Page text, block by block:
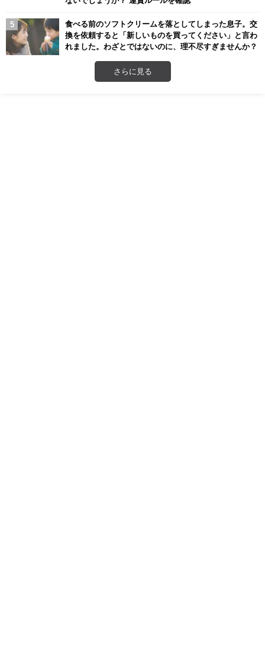
食べる前のソフトクリームを落としてしまった息子。交
換を依頼すると「新しいものを買ってください」と言わ
れました。わざとではないのに、理不尽すぎませんか？
さらに見る